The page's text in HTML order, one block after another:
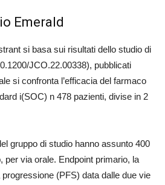
Emerald
si basa sui risultati dello studio di
JCO.22.00338), pubblicati
si confronta l’efficacia del farmaco
i(SOC) n 478 pazienti, divise in 2
gruppo di studio hanno assunto 400
per via orale. Endpoint primario, la
(PFS) data dalle due vie